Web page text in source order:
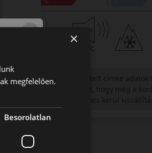
Figyelem a feltüntetett címke adatok
jellegűek. Előfordulhat, hogy még a
×
megfelelően.
Besorolatlan